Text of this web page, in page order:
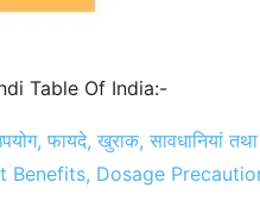
Table Of India:-
फायदे, खुराक, सावधानियां तथा
Benefits, Dosage